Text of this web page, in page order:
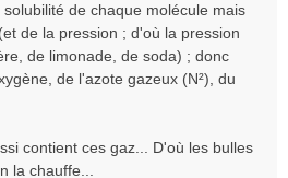
de chaque molécule mais
de la pression ; d'où la pression
de limonade, de soda) ; donc
de l'azote gazeux (N²), du
contient ces gaz... D'où les bulles
la chauffe...